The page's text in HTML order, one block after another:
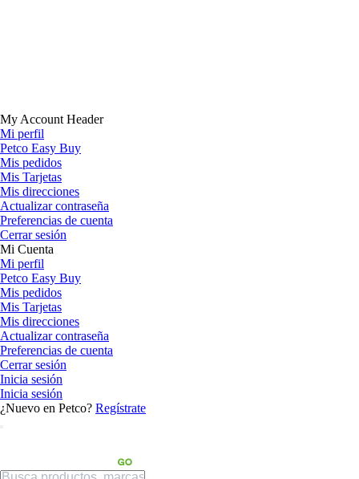
My Account Header
Mi perfil
Petco Easy Buy
Mis pedidos
Mis Tarjetas
Mis direcciones
Actualizar contraseña
Preferencias de cuenta
Cerrar sesión
Mi Cuenta
Mi perfil
Petco Easy Buy
Mis pedidos
Mis Tarjetas
Mis direcciones
Actualizar contraseña
Preferencias de cuenta
Cerrar sesión
Inicia sesión
Inicia sesión
¿Nuevo en Petco? Regístrate